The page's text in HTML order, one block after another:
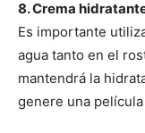
8. Crema
Es importante
agua tanto en el
mantendrá la
genere una